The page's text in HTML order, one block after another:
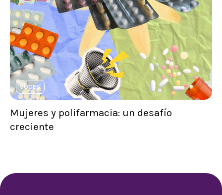
VOCES
Mujeres y polifarmacia: un desafío
creciente